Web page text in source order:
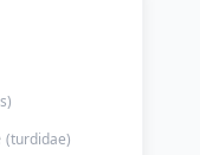
)
(turdidae)